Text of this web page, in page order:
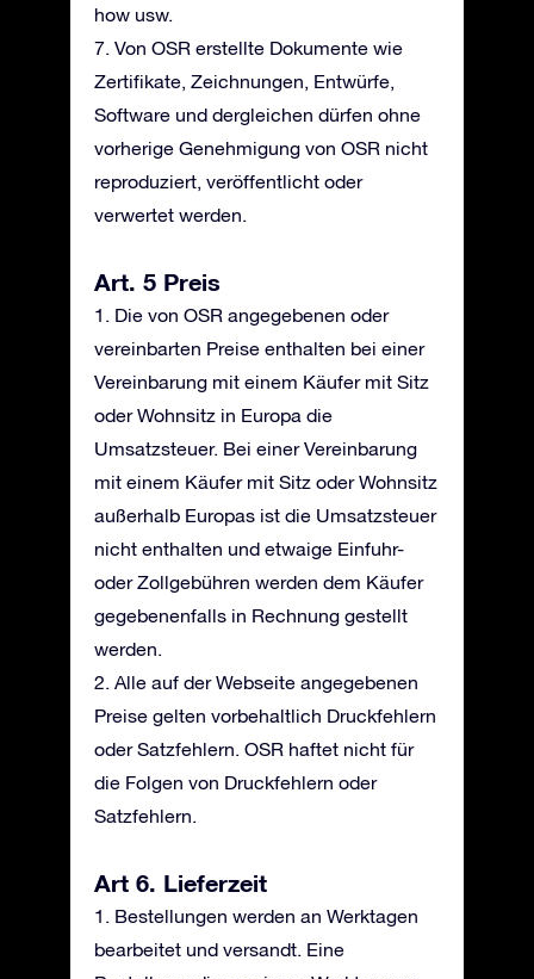
how usw.
7. Von OSR erstellte Dokumente wie
Zertifikate, Zeichnungen, Entwürfe,
Software und dergleichen dürfen ohne
vorherige Genehmigung von OSR nicht
reproduziert, veröffentlicht oder
verwertet werden.
Art. 5 Preis
1. Die von OSR angegebenen oder
vereinbarten Preise enthalten bei einer
Vereinbarung mit einem Käufer mit Sitz
oder Wohnsitz in Europa die
Umsatzsteuer. Bei einer Vereinbarung
mit einem Käufer mit Sitz oder Wohnsitz
außerhalb Europas ist die Umsatzsteuer
nicht enthalten und etwaige Einfuhr-
oder Zollgebühren werden dem Käufer
gegebenenfalls in Rechnung gestellt
werden.
2. Alle auf der Webseite angegebenen
Preise gelten vorbehaltlich Druckfehlern
oder Satzfehlern. OSR haftet nicht für
die Folgen von Druckfehlern oder
Satzfehlern.
Art 6. Lieferzeit
1. Bestellungen werden an Werktagen
bearbeitet und versandt. Eine